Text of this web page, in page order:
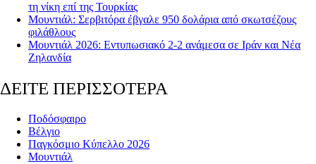
τη νίκη επί της Τουρκίας
Μουντιάλ: Σερβιτόρα έβγαλε 950 δολάρια από σκωτσέζους
φιλάθλους
Μουντιάλ 2026: Εντυπωσιακό 2-2 ανάμεσα σε Ιράν και Νέα
Ζηλανδία
ΔΕΙΤΕ ΠΕΡΙΣΣΟΤΕΡΑ
Ποδόσφαιρο
Βέλγιο
Παγκόσμιο Κύπελλο 2026
Μουντιάλ